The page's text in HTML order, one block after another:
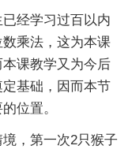
经学习过百以内
乘法，这为本课
课教学又为今后
基础，因而本节
位置。
，第一次2只猴子